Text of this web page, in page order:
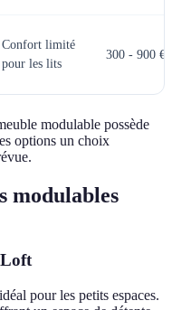
Confort limité
pour les lits
300 - 900 €
modulable possède
options un choix
modulables
Loft
pour les petits espaces.